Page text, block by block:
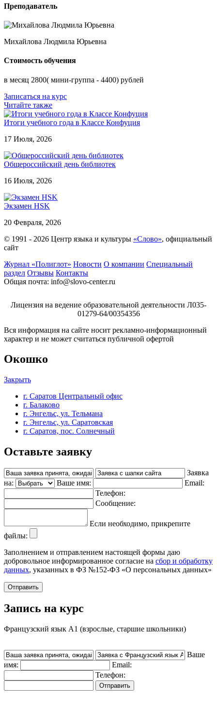
Преподаватель
Михайлова Людмила Юрьевна
Стоимость обучения
в месяц 2800( мини-группа - 4400) рублей
Записаться на курс
Читайте также
Итоги учебного года в Классе Конфуция
17 Июля, 2026
Общероссийский день библиотек
16 Июля, 2026
Экзамен HSK
20 Февраля, 2026
© 1991 - 2026 Центр языка и культуры «Слово», официальный
сайт
Журнал «Полиглот» Новости О компании Специальный
раздел Отзывы Контакты
Общая почта: info@slovo-center.ru
Лицензия на ведение образовательной деятельности Л035-
01279-64/00354356
Вся информация на сайте носит рекламно-информационный
характер и не может считаться публичной офертой
Окошко
Закрыть
г. Саратов Центральный офис
г. Балаково
г. Энгельс, ул. Тельмана
г. Энгельс, ул. Саратовская
г. Саратов, пос. Солнечный
Оставьте заявку
Заявка
на:
Ваше имя:
Email:
Телефон:
Сообщение:
Если необходимо, прикрепите
файлы:
Заполнением и отправлением настоящей формы даю
добровольное информированное согласие на сбор и обработку
данных, указанных в ФЗ №152-ФЗ «О персональных данных»
Запись на курс
Французский язык А1 (взрослые, старшие школьники)
Ваше
имя:
Email:
Телефон: